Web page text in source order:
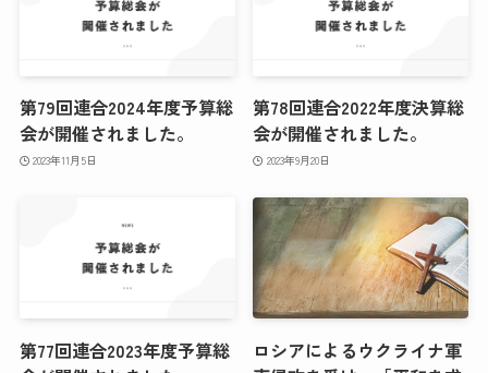
第79回連合2024年度予算総
会が開催されました。
2023年11月5日
第78回連合2022年度決算総
会が開催されました。
2023年9月20日
第77回連合2023年度予算総
ロシアによるウクライナ軍